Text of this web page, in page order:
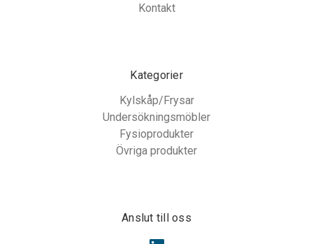
Kontakt
Kategorier
Kylskåp/Frysar
Undersökningsmöbler
Fysioprodukter
Övriga produkter
Anslut till oss